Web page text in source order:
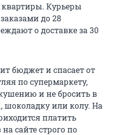
квартиры. Курьеры
до 28
о доставке за 30
бюджет и спасает от
по супермаркету,
и не бросить в
или колу. На
платить
сайте строго по